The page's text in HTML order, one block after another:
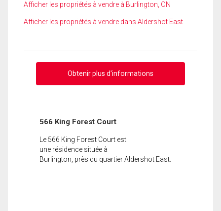
Afficher les propriétés à vendre à Burlington, ON
Afficher les propriétés à vendre dans Aldershot East
Obtenir plus d'informations
566 King Forest Court
Le 566 King Forest Court est
une résidence située à
Burlington, près du quartier Aldershot East.